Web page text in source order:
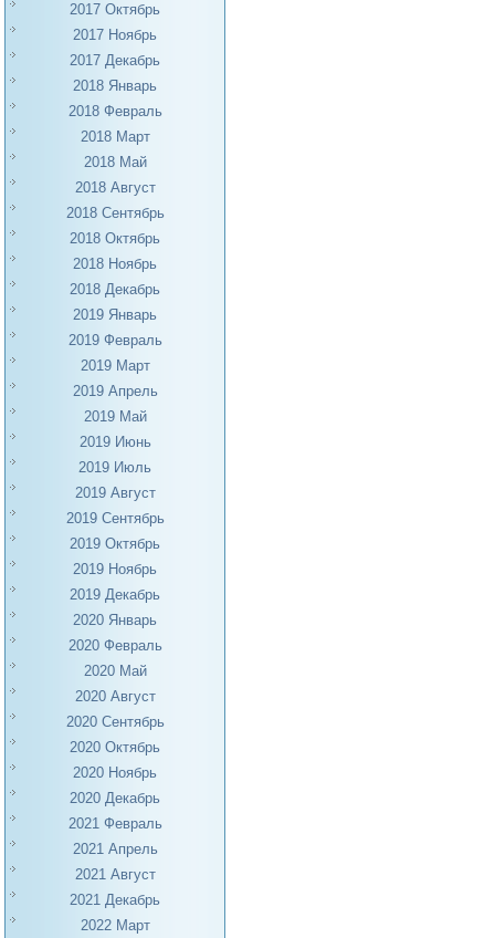
2017 Октябрь
2017 Ноябрь
2017 Декабрь
2018 Январь
2018 Февраль
2018 Март
2018 Май
2018 Август
2018 Сентябрь
2018 Октябрь
2018 Ноябрь
2018 Декабрь
2019 Январь
2019 Февраль
2019 Март
2019 Апрель
2019 Май
2019 Июнь
2019 Июль
2019 Август
2019 Сентябрь
2019 Октябрь
2019 Ноябрь
2019 Декабрь
2020 Январь
2020 Февраль
2020 Май
2020 Август
2020 Сентябрь
2020 Октябрь
2020 Ноябрь
2020 Декабрь
2021 Февраль
2021 Апрель
2021 Август
2021 Декабрь
2022 Март